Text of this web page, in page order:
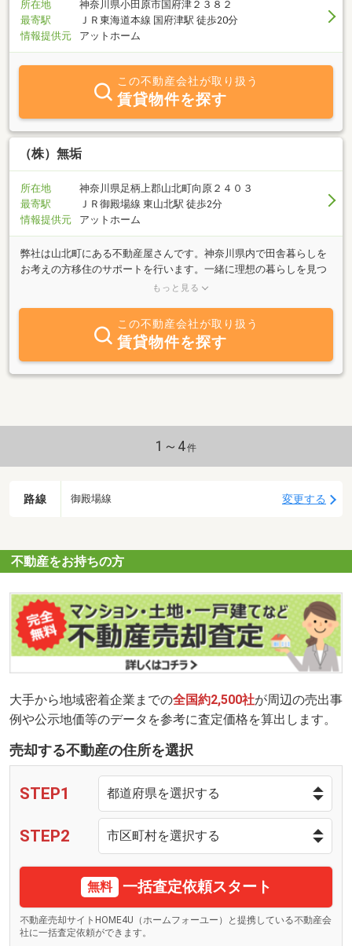
所在地
神奈川県小田原市国府津２３８２
最寄駅
ＪＲ東海道本線 国府津駅 徒歩20分
情報提供元
アットホーム
この不動産会社が取り扱う
賃貸物件を探す
（株）無垢
所在地
神奈川県足柄上郡山北町向原２４０３
最寄駅
ＪＲ御殿場線 東山北駅 徒歩2分
情報提供元
アットホーム
弊社は山北町にある不動産屋さんです。神奈川県内で田舎暮らしを
お考えの方移住のサポートを行います。一緒に理想の暮らしを見つ
けましょう！造園、リフォームも得意です！お気軽にご相談くださ
もっと見る
この不動産会社が取り扱う
賃貸物件を探す
1～4件
路線 御殿場線 変更する
不動産をお持ちの方
大手から地域密着企業までの全国約2,500社が周辺の売出事
例や公示地価等のデータを参考に査定価格を算出します。
売却する不動産の住所を選択
STEP1
STEP2
無料 一括査定依頼スタート
不動産売却サイトHOME4U（ホームフォーユー）と提携している不動産会
社に一括査定依頼ができます。